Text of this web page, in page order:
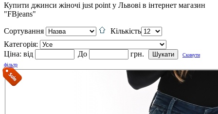
Купити джинси жіночі just point у Львові в інтернет магазин
"FBjeans"
Сортування
Кількість
Категорія:
Ціна: від До грн.
Скинути
фільтр